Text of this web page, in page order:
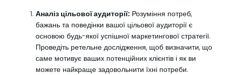
Аналіз цільової аудиторії: Розуміння потреб,
бажань та поведінки вашої цільової аудиторії є
основою будь-якої успішної маркетингової стратегії.
Проведіть ретельне дослідження, щоб визначити, що
саме мотивує ваших потенційних клієнтів і як ви
можете найкраще задовольнити їхні потреби.